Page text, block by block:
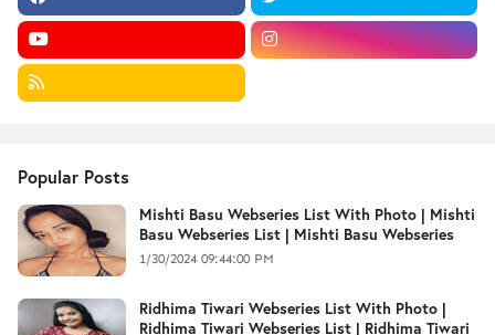
Popular Posts
Mishti Basu Webseries List With Photo | Mishti
Basu Webseries List | Mishti Basu Webseries
1/30/2024 09:44:00 PM
Ridhima Tiwari Webseries List With Photo |
Ridhima Tiwari Webseries List | Ridhima Tiwari